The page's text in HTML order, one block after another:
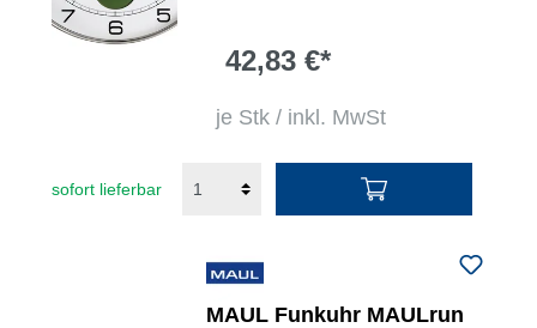
42,83 €*
je Stk / inkl. MwSt
sofort lieferbar
MAUL Funkuhr MAULrun